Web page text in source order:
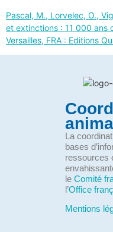
Pascal, M., Lorvelec, O.,
et extinctions : 11 000 ans
Versailles, FRA : Editions
La
bases
ressources
le Comité
l’Office
Mentions